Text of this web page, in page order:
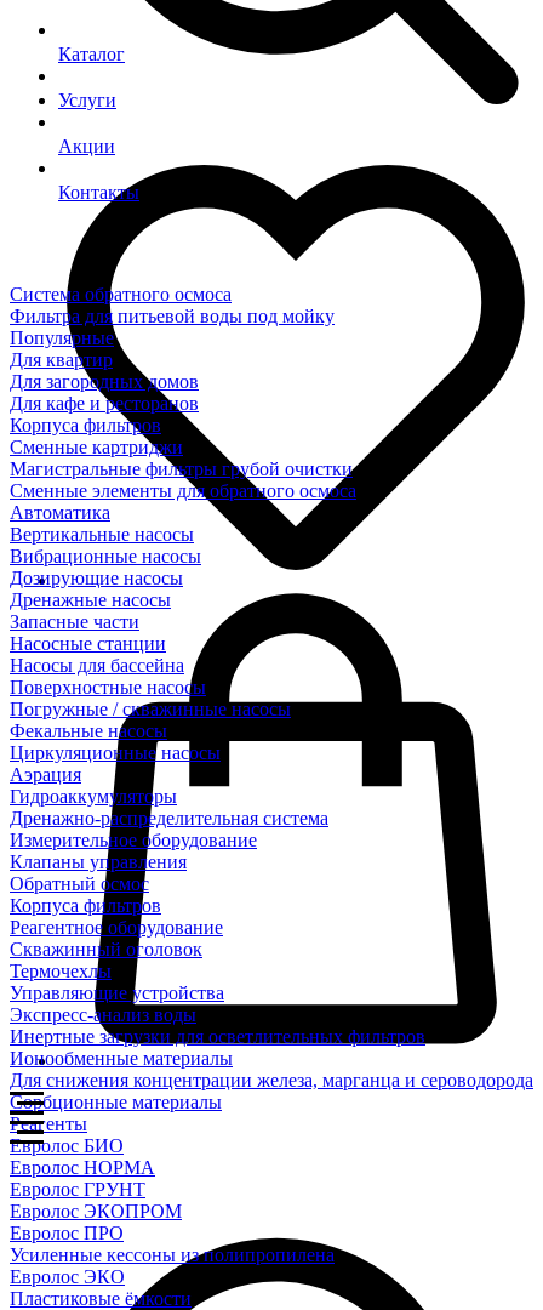
Каталог
Услуги
Акции
Контакты
Система обратного осмоса
Фильтра для питьевой воды под мойку
Популярные
Для квартир
Для загородных домов
Для кафе и ресторанов
Корпуса фильтров
Сменные картриджи
Магистральные фильтры грубой очистки
Сменные элементы для обратного осмоса
Автоматика
Вертикальные насосы
Вибрационные насосы
Дозирующие насосы
Дренажные насосы
Запасные части
Насосные станции
Насосы для бассейна
Поверхностные насосы
Погружные / скважинные насосы
Фекальные насосы
Циркуляционные насосы
Аэрация
Гидроаккумуляторы
Дренажно-распределительная система
Измерительное оборудование
Клапаны управления
Обратный осмос
Корпуса фильтров
Реагентное оборудование
Скважинный оголовок
Термочехлы
Управляющие устройства
Экспресс-анализ воды
Инертные загрузки для осветлительных фильтров
Ионообменные материалы
Для снижения концентрации железа, марганца и сероводорода
Сорбционные материалы
Реагенты
Евролос БИО
Евролос НОРМА
Евролос ГРУНТ
Евролос ЭКОПРОМ
Евролос ПРО
Усиленные кессоны из полипропилена
Евролос ЭКО
Пластиковые ёмкости